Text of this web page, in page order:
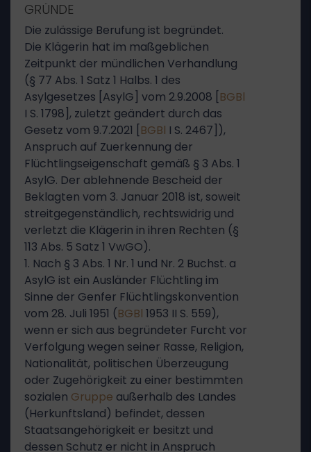
GRÜNDE
Die zulässige Berufung ist begründet.
Die Klägerin hat im maßgeblichen
Zeitpunkt der mündlichen Verhandlung
(§ 77 Abs. 1 Satz 1 Halbs. 1 des
Asylgesetzes [AsylG] vom 2.9.2008 [ BGBl
I S. 1798], zuletzt geändert durch das
Gesetz vom 9.7.2021 [ BGBl I S. 2467]),
Anspruch auf Zuerkennung der
Flüchtlingseigenschaft gemäß § 3 Abs. 1
AsylG. Der ablehnende Bescheid der
Beklagten vom 3. Januar 2018 ist, soweit
streitgegenständlich, rechtswidrig und
verletzt die Klägerin in ihren Rechten (§
113 Abs. 5 Satz 1 VwGO).
1. Nach § 3 Abs. 1 Nr. 1 und Nr. 2 Buchst. a
AsylG ist ein Ausländer Flüchtling im
Sinne der Genfer Flüchtlingskonvention
vom 28. Juli 1951 (BGBl 1953 II S. 559),
wenn er sich aus begründeter Furcht vor
Verfolgung wegen seiner Rasse, Religion,
Nationalität, politischen Überzeugung
oder Zugehörigkeit zu einer bestimmten
sozialen Gruppe außerhalb des Landes
(Herkunftsland) befindet, dessen
Staatsangehörigkeit er besitzt und
dessen Schutz er nicht in Anspruch